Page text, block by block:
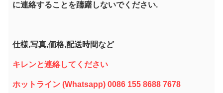
に連絡することを躊躇しないでください.
仕様,写真,価格,配送時間など
キレンと連絡してください
ホットライン (Whatsapp) 0086 155 8688 7678